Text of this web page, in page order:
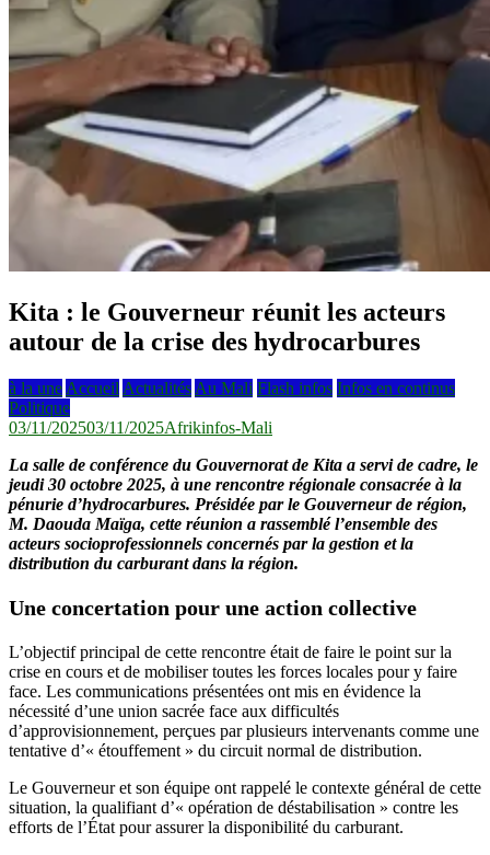
Kita : le Gouverneur réunit les acteurs
autour de la crise des hydrocarbures
à la une Accueil Actualités Au Mali Flash infos Infos en continus
Politique
03/11/202503/11/2025Afrikinfos-Mali
La salle de conférence du Gouvernorat de Kita a servi de cadre, le
jeudi 30 octobre 2025, à une rencontre régionale consacrée à la
pénurie d’hydrocarbures. Présidée par le Gouverneur de région,
M. Daouda Maïga, cette réunion a rassemblé l’ensemble des
acteurs socioprofessionnels concernés par la gestion et la
distribution du carburant dans la région.
Une concertation pour une action collective
L’objectif principal de cette rencontre était de faire le point sur la
crise en cours et de mobiliser toutes les forces locales pour y faire
face. Les communications présentées ont mis en évidence la
nécessité d’une union sacrée face aux difficultés
d’approvisionnement, perçues par plusieurs intervenants comme une
tentative d’« étouffement » du circuit normal de distribution.
Le Gouverneur et son équipe ont rappelé le contexte général de cette
situation, la qualifiant d’« opération de déstabilisation » contre les
efforts de l’État pour assurer la disponibilité du carburant.